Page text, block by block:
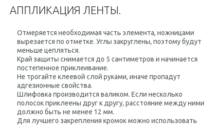
АППЛИКАЦИЯ ЛЕНТЫ.
Отмеряется необходимая часть элемента, ножницами
вырезается по отметке. Углы закруглены, поэтому будут
меньше цепляться.
Край защиты снимается до 5 сантиметров и начинается
постепенное приклеивание.
Не трогайте клеевой слой руками, иначе пропадут
адгезионные свойства.
Шлифовка производится валиком. Если несколько
полосок приклеены друг к другу, расстояние между ними
должно быть не менее 12 мм.
Для лучшего закрепления кромок можно использовать